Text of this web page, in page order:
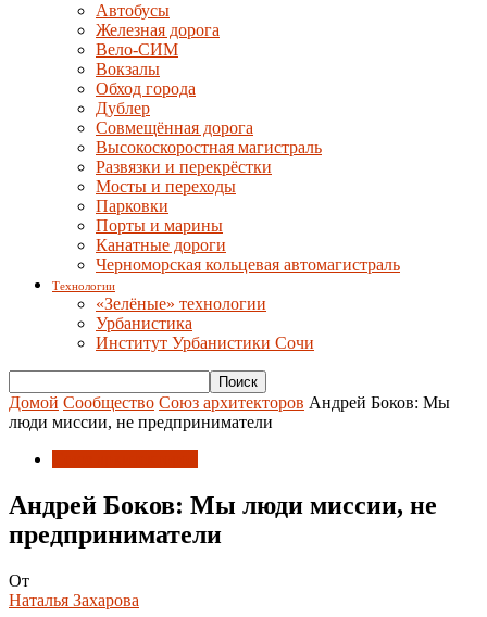
Автобусы
Железная дорога
Вело-СИМ
Вокзалы
Обход города
Дублер
Совмещённая дорога
Высокоскоростная магистраль
Развязки и перекрёстки
Мосты и переходы
Парковки
Порты и марины
Канатные дороги
Черноморская кольцевая автомагистраль
Технологии
«Зелёные» технологии
Урбанистика
Институт Урбанистики Сочи
Домой Сообщество Союз архитекторов Андрей Боков: Мы
люди миссии, не предприниматели
Андрей Боков: Мы люди миссии, не
предприниматели
От
Наталья Захарова